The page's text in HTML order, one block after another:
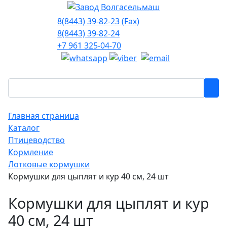
8(8443) 39-82-23 (Fax)
8(8443) 39-82-24
+7 961 325-04-70
Главная страница
Каталог
Птицеводство
Кормление
Лотковые кормушки
Кормушки для цыплят и кур 40 см, 24 шт
Кормушки для цыплят и кур
40 см, 24 шт